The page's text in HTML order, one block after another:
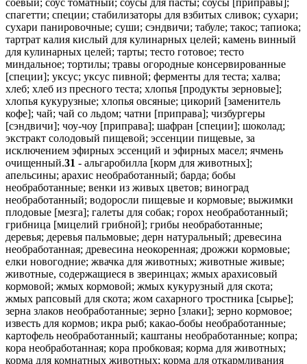
спагетти; специи; стабилизаторы для взбитых сливок; сухари;
сухари панировочные; суши; сэндвичи; табуле; такос; тапиока;
тартрат калия кислый для кулинарных целей; камень винный
для кулинарных целей; тарты; тесто готовое; тесто
миндальное; тортилы; травы огородные консервированные
[специи]; уксус; уксус пивной; ферменты для теста; халва;
хлеб; хлеб из пресного теста; хлопья [продукты зерновые];
хлопья кукурузные; хлопья овсяные; цикорий [заменитель
кофе]; чай; чай со льдом; чатни [приправа]; чизбургеры
[сэндвичи]; чоу-чоу [приправа]; шафран [специи]; шоколад;
экстракт солодовый пищевой; эссенции пищевые, за
исключением эфирных эссенций и эфирных масел; ячмень
очищенный.31 - альгаробилла [корм для животных];
апельсины; арахис необработанный; барда; бобы
необработанные; венки из живых цветов; виноград
необработанный; водоросли пищевые и кормовые; выжимки
плодовые [мезга]; галеты для собак; горох необработанный;
грибница [мицелий грибной]; грибы необработанные;
деревья; деревья пальмовые; дерн натуральный; древесина
необработанная; древесина неокоренная; дрожжи кормовые;
елки новогодние; жвачка для животных; животные живые;
животные, содержащиеся в зверинцах; жмых арахисовый
кормовой; жмых кормовой; жмых кукурузный для скота;
жмых рапсовый для скота; жом сахарного тростника [сырье];
зерна злаков необработанные; зерно [злаки]; зерно кормовое;
известь для кормов; икра рыб; какао-бобы необработанные;
картофель необработанный; каштаны необработанные; копра;
кора необработанная; кора пробковая; корма для животных;
корма для комнатных животных; корма для откармливания